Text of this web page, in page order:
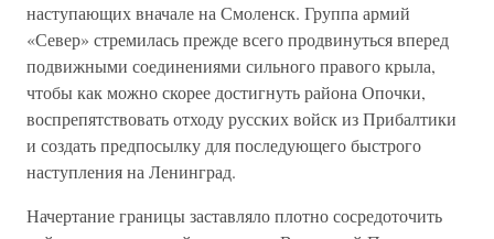
наступающих вначале на Смоленск. Группа армий
«Север» стремилась прежде всего продвинуться вперед
подвижными соединениями сильного правого крыла,
чтобы как можно скорее достигнуть района Опочки,
воспрепятствовать отходу русских войск из Прибалтики
и создать предпосылку для последующего быстрого
наступления на Ленинград.
Начертание границы заставляло плотно сосредоточить